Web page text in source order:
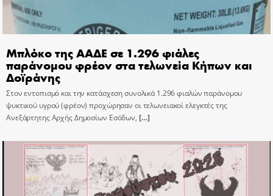
Μπλόκο της ΑΑΔΕ σε 1.296 φιάλες
παράνομου φρέον στα τελωνεία Κήπων και
Δοϊράνης
Στον εντοπισμό και την κατάσχεση συνολικά 1.296 φιαλών παράνομου
ψυκτικού υγρού (φρέον) προχώρησαν οι τελωνειακοί ελεγκτές της
Ανεξάρτητης Αρχής Δημοσίων Εσόδων, […]